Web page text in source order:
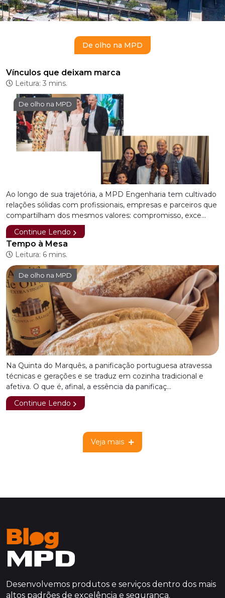
De olho na MPD
Vínculos que deixam marca
Leitura: 3 mins.
De olho na MPD
Ao longo de sua trajetória, a MPD Engenharia tem cultivado
relações sólidas com profissionais, empresas e parceiros que
compartilham dos mesmos valores: compromisso, exce...
Continue Lendo
Tempo à Mesa
Leitura: 6 mins.
De olho na MPD
Na Quinta do Marquês, a panificação portuguesa atravessa
técnicas e gerações e se traduz em cozinha tradicional e
afetiva. O que é, afinal, a essência da panificaç...
Continue Lendo
Veja mais
Desenvolvemos produtos e serviços dentro dos mais
altos padrões de excelência e segurança.